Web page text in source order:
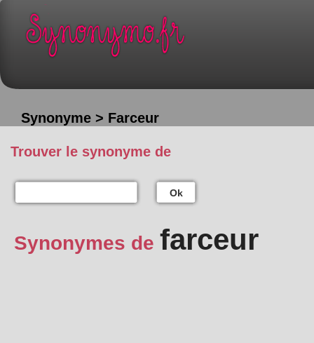
Synonyme > Farceur
Trouver le synonyme de
Ok
Synonymes de farceur